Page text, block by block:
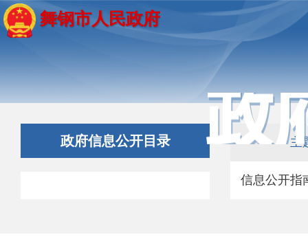
舞钢市人民政府
政府信息公开目录 主
信息公开指